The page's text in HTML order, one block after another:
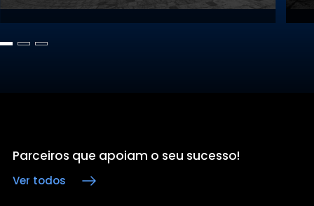
Parceiros que apoiam o seu sucesso!
Ver todos